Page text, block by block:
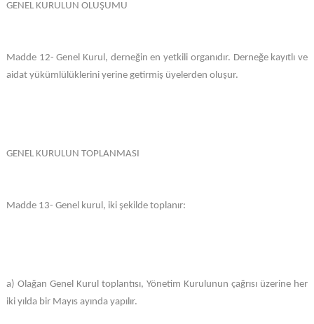
GENEL KURULUN OLUŞUMU
Madde 12- Genel Kurul, derneğin en yetkili organıdır. Derneğe kayıtlı ve
aidat yükümlülüklerini yerine getirmiş üyelerden oluşur.
GENEL KURULUN TOPLANMASI
Madde 13- Genel kurul, iki şekilde toplanır:
a) Olağan Genel Kurul toplantısı, Yönetim Kurulunun çağrısı üzerine her
iki yılda bir Mayıs ayında yapılır.